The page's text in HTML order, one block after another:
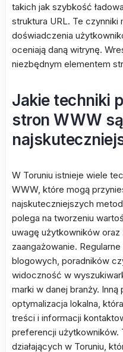
takich jak szybkość
struktura URL. Te czynniki
doświadczenia
oceniają daną witrynę.
niezbędnym elementem
Jakie techniki
stron WWW są
W Toruniu istnieje wiele
WWW, które mogą
najskuteczniejszych
polega na tworzeniu
uwagę użytkowników
zaangażowanie.
blogowych, poradników
widoczność w
marki w danej branży.
optymalizacja lokalna,
treści i informacji
preferencji użytkowników.
działających w Toruniu,